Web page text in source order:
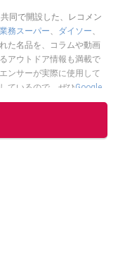
同で開設した、レコメン
業務スーパー、 ダイソー、
た名品を、コラムや動画
アウトドア情報も満載で
ンサーが実際に使用して
ているので、ぜひGoogle
トの他の記事を読む